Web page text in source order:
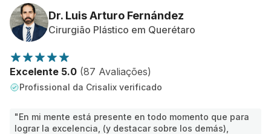
Avaliações dos pacientes
Dr. Luis Arturo Fernández
Cirurgião Plástico em Querétaro
Excelente 5.0 (87 Avaliações)
Profissional da Crisalix verificado
"En mi mente está presente en todo momento que para
lograr la excelencia, (y destacar sobre los demás),